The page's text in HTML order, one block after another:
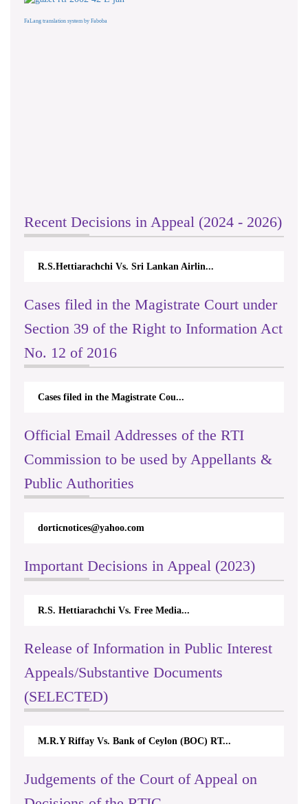
FaLang translation system by Faboba
Recent Decisions in Appeal (2024 - 2026)
R.S.Hettiarachchi Vs. Sri Lankan Airlin...
Cases filed in the Magistrate Court under
Section 39 of the Right to Information Act
No. 12 of 2016
Cases filed in the Magistrate Cou...
Official Email Addresses of the RTI
Commission to be used by Appellants &
Public Authorities
dorticnotices@yahoo.com
Important Decisions in Appeal (2023)
R.S. Hettiarachchi Vs. Free Media...
Release of Information in Public Interest
Appeals/Substantive Documents
(SELECTED)
M.R.Y Riffay Vs. Bank of Ceylon (BOC) RT...
Judgements of the Court of Appeal on